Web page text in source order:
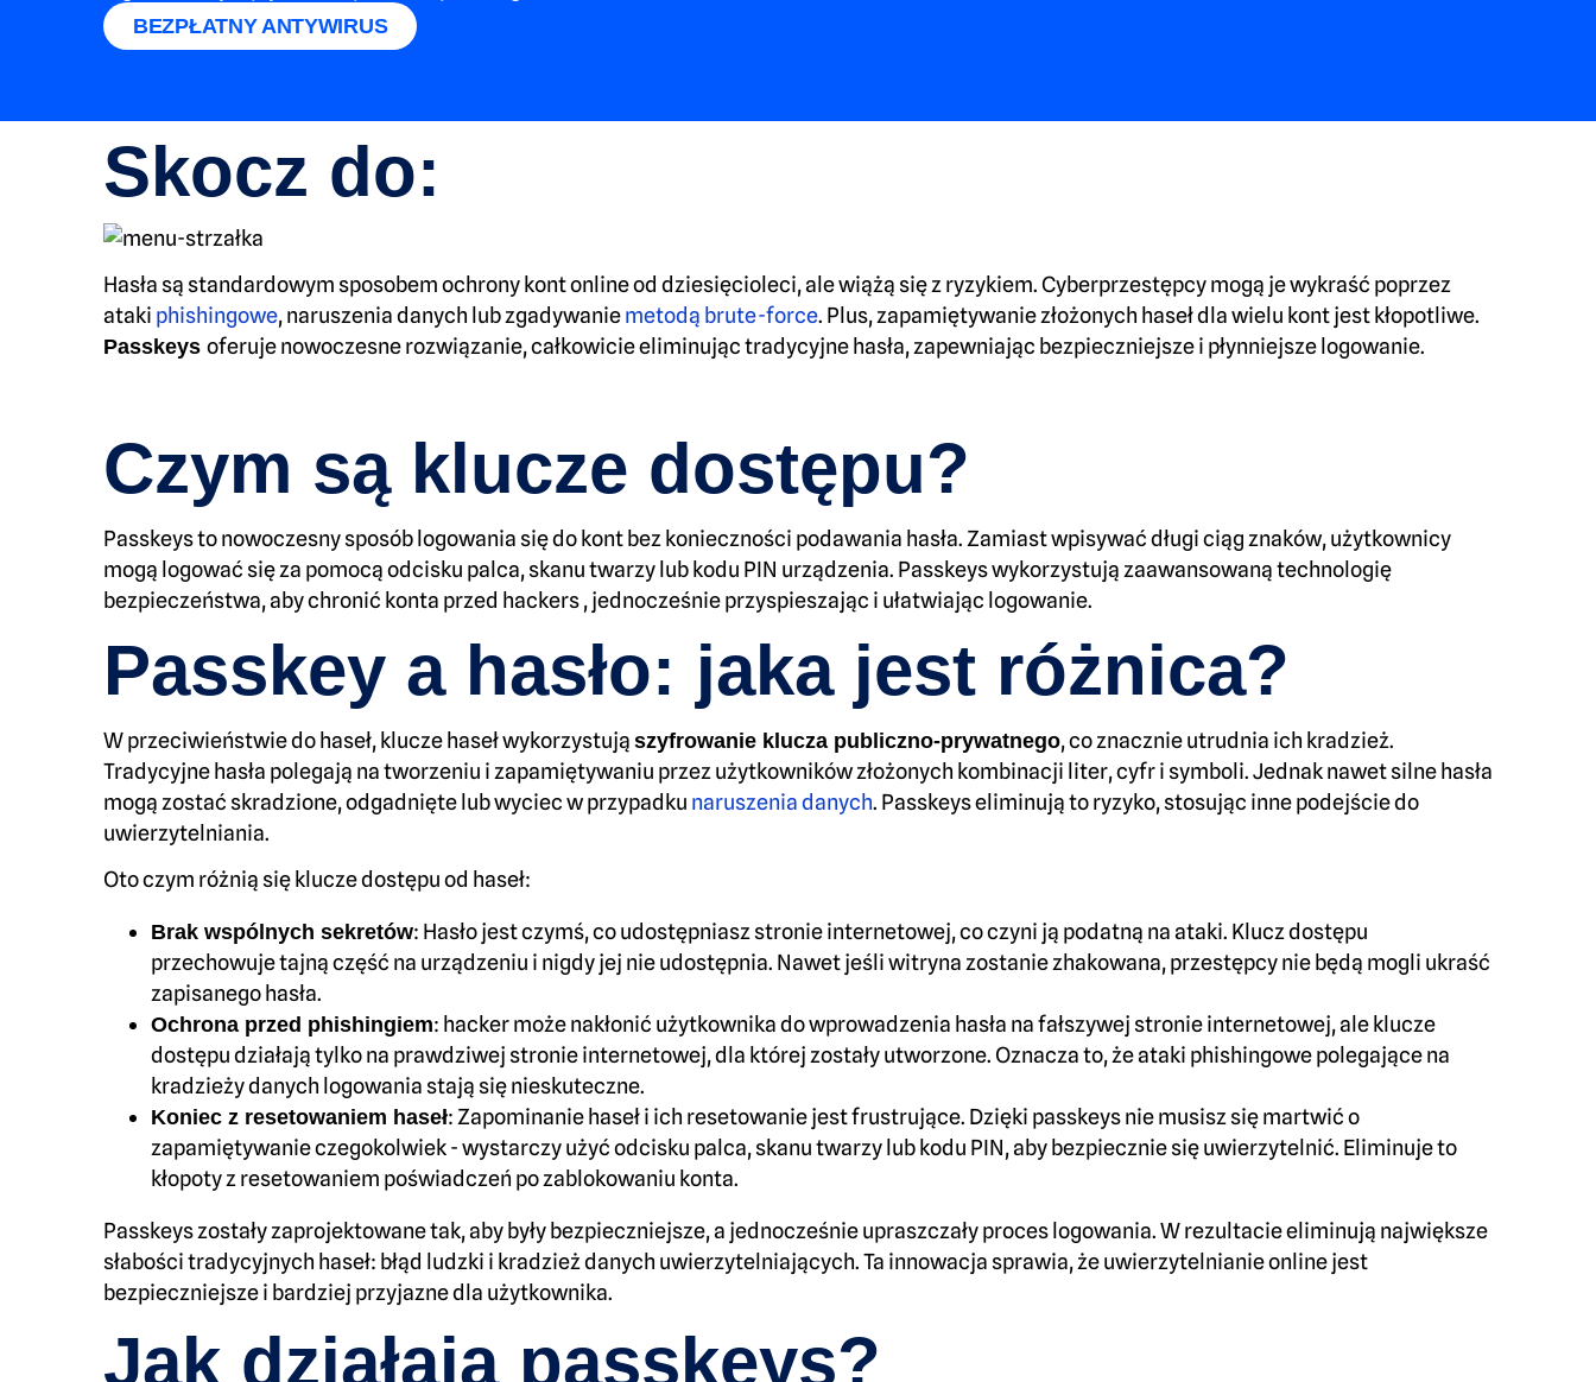
BEZPŁATNY ANTYWIRUS
Skocz do:
Hasła są standardowym sposobem ochrony kont online od dziesięcioleci, ale wiążą się z ryzykiem. Cyberprzestępcy mogą je wykraść poprzez
ataki phishingowe, naruszenia danych lub zgadywaniemetodą brute-force. Plus, zapamiętywanie złożonych haseł dla wielu kont jest kłopotliwe.
Passkeys oferuje nowoczesne rozwiązanie, całkowicie eliminując tradycyjne hasła, zapewniając bezpieczniejsze i płynniejsze logowanie.
Czym są klucze dostępu?
Passkeys to nowoczesny sposób logowania się do kont bez konieczności podawania hasła. Zamiast wpisywać długi ciąg znaków, użytkownicy
mogą logować się za pomocą odcisku palca, skanu twarzy lub kodu PIN urządzenia. Passkeys wykorzystują zaawansowaną technologię
bezpieczeństwa, aby chronić konta przed hackers , jednocześnie przyspieszając i ułatwiając logowanie.
Passkey a hasło: jaka jest różnica?
W przeciwieństwie do haseł, klucze haseł wykorzystują szyfrowanie klucza publiczno-prywatnego, co znacznie utrudnia ich kradzież.
Tradycyjne hasła polegają na tworzeniu i zapamiętywaniu przez użytkowników złożonych kombinacji liter, cyfr i symboli. Jednak nawet silne hasła
mogą zostać skradzione, odgadnięte lub wyciec w przypadku naruszenia danych. Passkeys eliminują to ryzyko, stosując inne podejście do
uwierzytelniania.
Oto czym różnią się klucze dostępu od haseł:
Brak wspólnych sekretów: Hasło jest czymś, co udostępniasz stronie internetowej, co czyni ją podatną na ataki. Klucz dostępu
przechowuje tajną część na urządzeniu i nigdy jej nie udostępnia. Nawet jeśli witryna zostanie zhakowana, przestępcy nie będą mogli ukraść
zapisanego hasła.
Ochrona przed phishingiem: hacker może nakłonić użytkownika do wprowadzenia hasła na fałszywej stronie internetowej, ale klucze
dostępu działają tylko na prawdziwej stronie internetowej, dla której zostały utworzone. Oznacza to, że ataki phishingowe polegające na
kradzieży danych logowania stają się nieskuteczne.
Koniec z resetowaniem haseł: Zapominanie haseł i ich resetowanie jest frustrujące. Dzięki passkeys nie musisz się martwić o
zapamiętywanie czegokolwiek - wystarczy użyć odcisku palca, skanu twarzy lub kodu PIN, aby bezpiecznie się uwierzytelnić. Eliminuje to
kłopoty z resetowaniem poświadczeń po zablokowaniu konta.
Passkeys zostały zaprojektowane tak, aby były bezpieczniejsze, a jednocześnie upraszczały proces logowania. W rezultacie eliminują największe
słabości tradycyjnych haseł: błąd ludzki i kradzież danych uwierzytelniających. Ta innowacja sprawia, że uwierzytelnianie online jest
bezpieczniejsze i bardziej przyjazne dla użytkownika.
Jak działają passkeys?